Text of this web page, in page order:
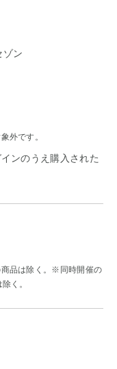
ゾン
外です。
ンのうえ購入された
品は除く。※同時開催の
く。